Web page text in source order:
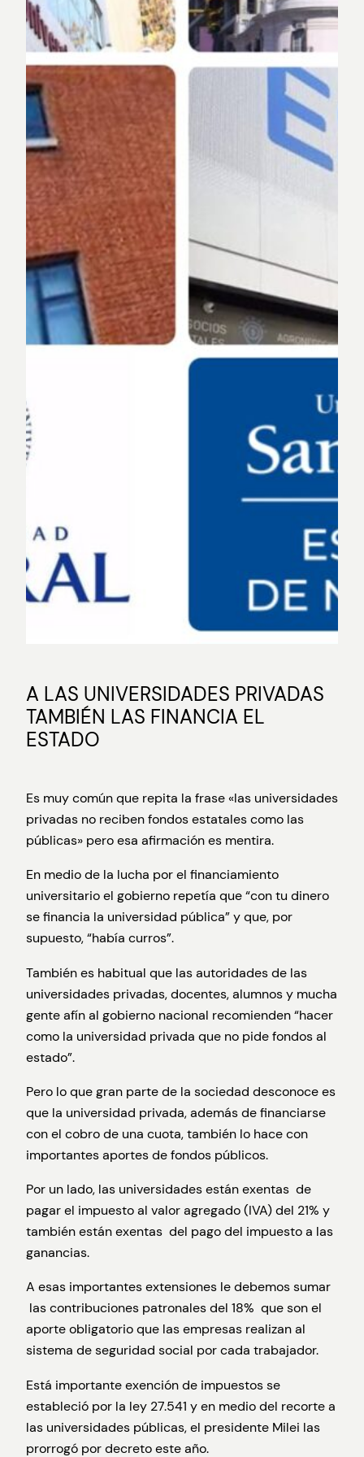
A LAS UNIVERSIDADES PRIVADAS
TAMBIÉN LAS FINANCIA EL
ESTADO
Es muy común que repita la frase «las universidades
privadas no reciben fondos estatales como las
públicas» pero esa afirmación es mentira.
En medio de la lucha por el financiamiento
universitario el gobierno repetía que “con tu dinero
se financia la universidad pública” y que, por
supuesto, “había curros”.
También es habitual que las autoridades de las
universidades privadas, docentes, alumnos y mucha
gente afín al gobierno nacional recomienden “hacer
como la universidad privada que no pide fondos al
estado”.
Pero lo que gran parte de la sociedad desconoce es
que la universidad privada, además de financiarse
con el cobro de una cuota, también lo hace con
importantes aportes de fondos públicos.
Por un lado, las universidades están exentas de
pagar el impuesto al valor agregado (IVA) del 21% y
también están exentas del pago del impuesto a las
ganancias.
A esas importantes extensiones le debemos sumar
las contribuciones patronales del 18% que son el
aporte obligatorio que las empresas realizan al
sistema de seguridad social por cada trabajador.
Está importante exención de impuestos se
estableció por la ley 27.541 y en medio del recorte a
las universidades públicas, el presidente Milei las
prorrogó por decreto este año.